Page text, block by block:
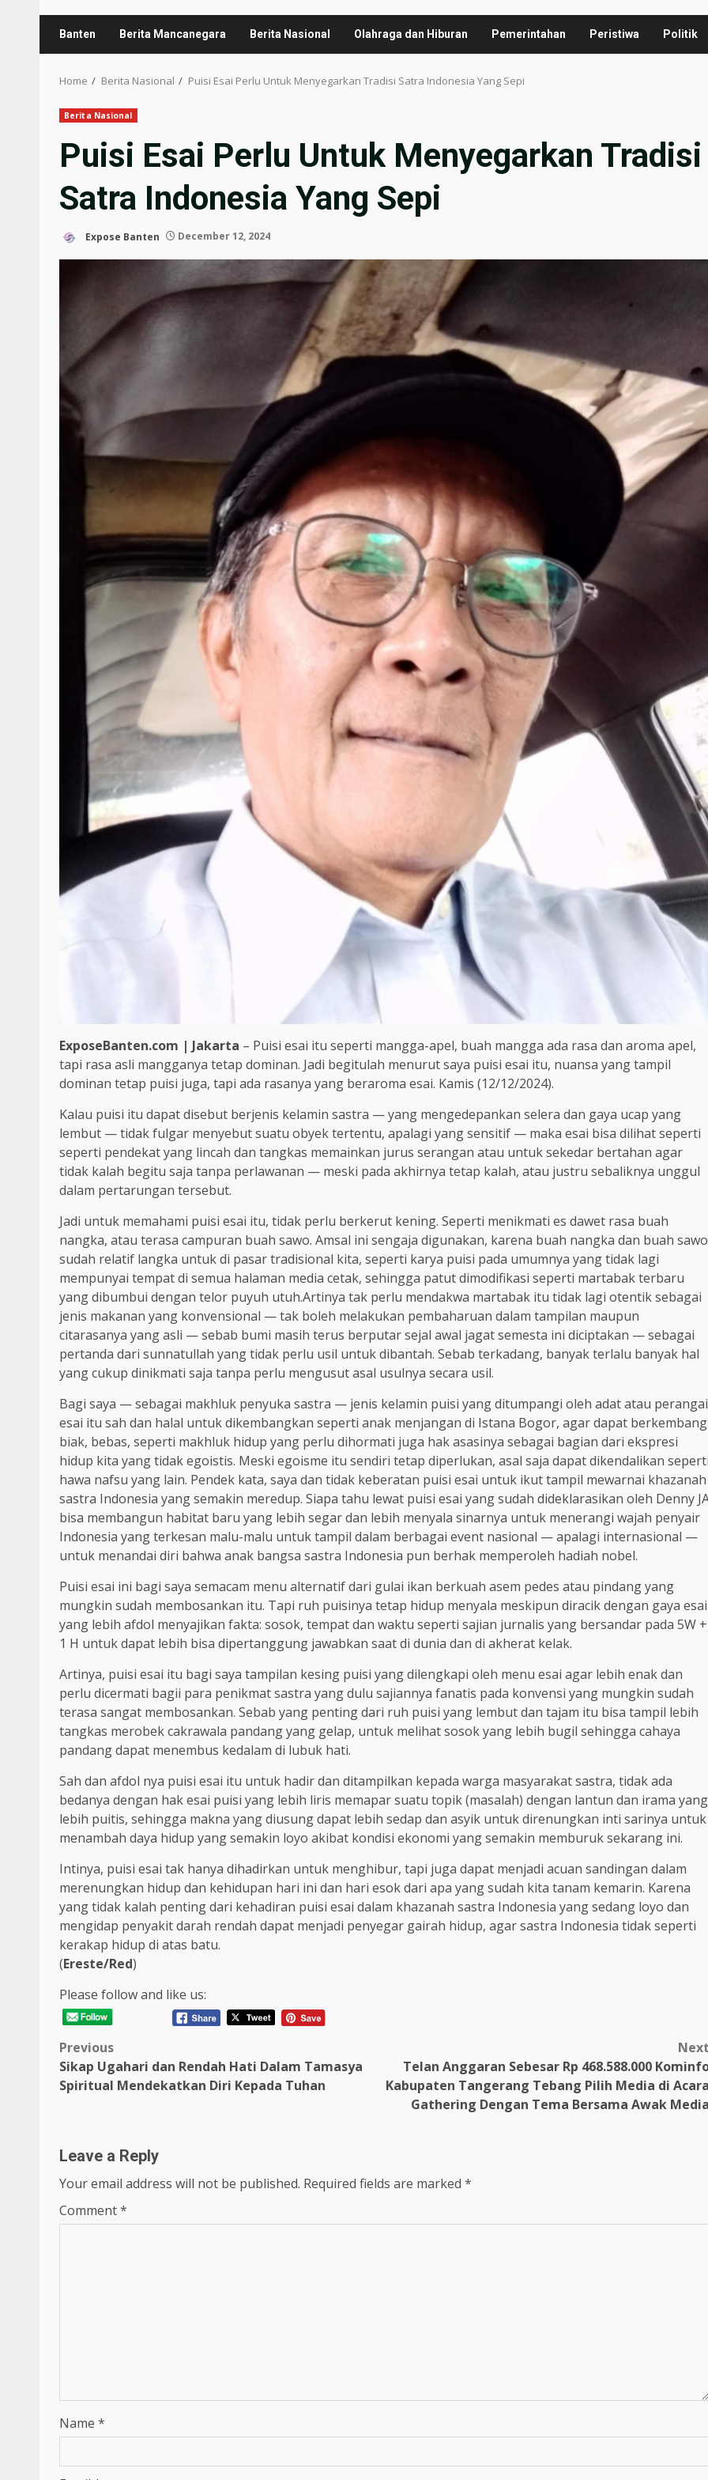
Banten Berita Mancanegara Berita Nasional Olahraga dan Hiburan Pemerintahan Peristiwa Politik
Home Berita Nasional Puisi Esai Perlu Untuk Menyegarkan Tradisi Satra Indonesia Yang Sepi
Berita Nasional
Puisi Esai Perlu Untuk Menyegarkan Tradisi
Satra Indonesia Yang Sepi
Expose Banten December 12, 2024
ExposeBanten.com | Jakarta – Puisi esai itu seperti mangga-apel, buah mangga ada rasa dan aroma apel,
tapi rasa asli mangganya tetap dominan. Jadi begitulah menurut saya puisi esai itu, nuansa yang tampil
dominan tetap puisi juga, tapi ada rasanya yang beraroma esai. Kamis (12/12/2024).
Kalau puisi itu dapat disebut berjenis kelamin sastra — yang mengedepankan selera dan gaya ucap yang
lembut — tidak fulgar menyebut suatu obyek tertentu, apalagi yang sensitif — maka esai bisa dilihat seperti
seperti pendekat yang lincah dan tangkas memainkan jurus serangan atau untuk sekedar bertahan agar
tidak kalah begitu saja tanpa perlawanan — meski pada akhirnya tetap kalah, atau justru sebaliknya unggul
dalam pertarungan tersebut.
Jadi untuk memahami puisi esai itu, tidak perlu berkerut kening. Seperti menikmati es dawet rasa buah
nangka, atau terasa campuran buah sawo. Amsal ini sengaja digunakan, karena buah nangka dan buah sawo
sudah relatif langka untuk di pasar tradisional kita, seperti karya puisi pada umumnya yang tidak lagi
mempunyai tempat di semua halaman media cetak, sehingga patut dimodifikasi seperti martabak terbaru
yang dibumbui dengan telor puyuh utuh.Artinya tak perlu mendakwa martabak itu tidak lagi otentik sebagai
jenis makanan yang konvensional — tak boleh melakukan pembaharuan dalam tampilan maupun
citarasanya yang asli — sebab bumi masih terus berputar sejal awal jagat semesta ini diciptakan — sebagai
pertanda dari sunnatullah yang tidak perlu usil untuk dibantah. Sebab terkadang, banyak terlalu banyak hal
yang cukup dinikmati saja tanpa perlu mengusut asal usulnya secara usil.
Bagi saya — sebagai makhluk penyuka sastra — jenis kelamin puisi yang ditumpangi oleh adat atau perangai
esai itu sah dan halal untuk dikembangkan seperti anak menjangan di Istana Bogor, agar dapat berkembang
biak, bebas, seperti makhluk hidup yang perlu dihormati juga hak asasinya sebagai bagian dari ekspresi
hidup kita yang tidak egoistis. Meski egoisme itu sendiri tetap diperlukan, asal saja dapat dikendalikan
hawa nafsu yang lain. Pendek kata, saya dan tidak keberatan puisi esai untuk ikut tampil mewarnai khazanah
sastra Indonesia yang semakin meredup. Siapa tahu lewat puisi esai yang sudah dideklarasikan oleh Denny
bisa membangun habitat baru yang lebih segar dan lebih menyala sinarnya untuk menerangi wajah penyair
Indonesia yang terkesan malu-malu untuk tampil dalam berbagai event nasional — apalagi internasional —
untuk menandai diri bahwa anak bangsa sastra Indonesia pun berhak memperoleh hadiah nobel.
Puisi esai ini bagi saya semacam menu alternatif dari gulai ikan berkuah asem pedes atau pindang yang
mungkin sudah membosankan itu. Tapi ruh puisinya tetap hidup menyala meskipun diracik dengan gaya esai
yang lebih afdol menyajikan fakta: sosok, tempat dan waktu seperti sajian jurnalis yang bersandar pada 5W +
1 H untuk dapat lebih bisa dipertanggung jawabkan saat di dunia dan di akherat kelak.
Artinya, puisi esai itu bagi saya tampilan kesing puisi yang dilengkapi oleh menu esai agar lebih enak dan
perlu dicermati bagii para penikmat sastra yang dulu sajiannya fanatis pada konvensi yang mungkin sudah
terasa sangat membosankan. Sebab yang penting dari ruh puisi yang lembut dan tajam itu bisa tampil lebih
tangkas merobek cakrawala pandang yang gelap, untuk melihat sosok yang lebih bugil sehingga cahaya
pandang dapat menembus kedalam di lubuk hati.
Sah dan afdol nya puisi esai itu untuk hadir dan ditampilkan kepada warga masyarakat sastra, tidak ada
bedanya dengan hak esai puisi yang lebih liris memapar suatu topik (masalah) dengan lantun dan irama yang
lebih puitis, sehingga makna yang diusung dapat lebih sedap dan asyik untuk direnungkan inti sarinya untuk
menambah daya hidup yang semakin loyo akibat kondisi ekonomi yang semakin memburuk sekarang ini.
Intinya, puisi esai tak hanya dihadirkan untuk menghibur, tapi juga dapat menjadi acuan sandingan dalam
merenungkan hidup dan kehidupan hari ini dan hari esok dari apa yang sudah kita tanam kemarin. Karena
yang tidak kalah penting dari kehadiran puisi esai dalam khazanah sastra Indonesia yang sedang loyo dan
mengidap penyakit darah rendah dapat menjadi penyegar gairah hidup, agar sastra Indonesia tidak seperti
kerakap hidup di atas batu.
(Ereste/Red)
Please follow and like us:
Post
navigation
Previous
Sikap Ugahari dan Rendah Hati Dalam Tamasya
Spiritual Mendekatkan Diri Kepada Tuhan
Telan Anggaran Sebesar Rp 468.588.000
Kabupaten Tangerang Tebang Pilih Media di
Gathering Dengan Tema Bersama Awak
Leave a Reply
Your email address will not be published. Required fields are marked *
Comment*
Name *